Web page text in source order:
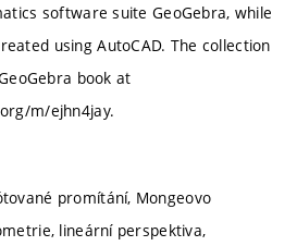
software suite GeoGebra, while
using AutoCAD. The collection
book at
m/ejhn4jay.
promítání, Mongeovo
lineární perspektiva,